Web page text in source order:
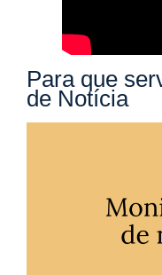
Para que
de Notícia